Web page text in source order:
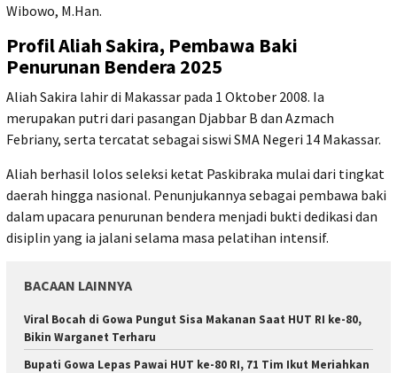
Wibowo, M.Han.
Profil Aliah Sakira, Pembawa Baki
Penurunan Bendera 2025
Aliah Sakira lahir di Makassar pada 1 Oktober 2008. Ia
merupakan putri dari pasangan Djabbar B dan Azmach
Febriany, serta tercatat sebagai siswi SMA Negeri 14 Makassar.
Aliah berhasil lolos seleksi ketat Paskibraka mulai dari tingkat
daerah hingga nasional. Penunjukannya sebagai pembawa baki
dalam upacara penurunan bendera menjadi bukti dedikasi dan
disiplin yang ia jalani selama masa pelatihan intensif.
BACAAN LAINNYA
Viral Bocah di Gowa Pungut Sisa Makanan Saat HUT RI ke-80,
Bikin Warganet Terharu
Bupati Gowa Lepas Pawai HUT ke-80 RI, 71 Tim Ikut Meriahkan